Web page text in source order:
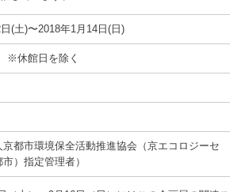
ターの方
(土)〜2018年1月14日(日)
※休館日を除く
都市環境保全活動推進協会（京エコロジーセ
）指定管理者）